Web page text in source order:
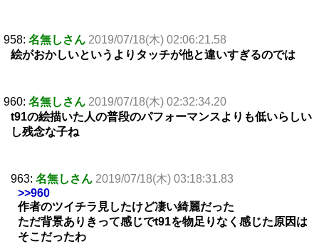
958: 名無しさん 2019/07/18(木) 02:06:21.58
絵がおかしいというよりタッチが他と違いすぎるのでは
960: 名無しさん 2019/07/18(木) 02:32:34.20
t91の絵描いた人の普段のパフォーマンスよりも低いらしい
し残念な子ね
963: 名無しさん 2019/07/18(木) 03:18:31.83
>>960
作者のツイチラ見したけど凄い綺麗だった
ただ背景ありきって感じでt91を物足りなく感じた原因は
そこだったわ